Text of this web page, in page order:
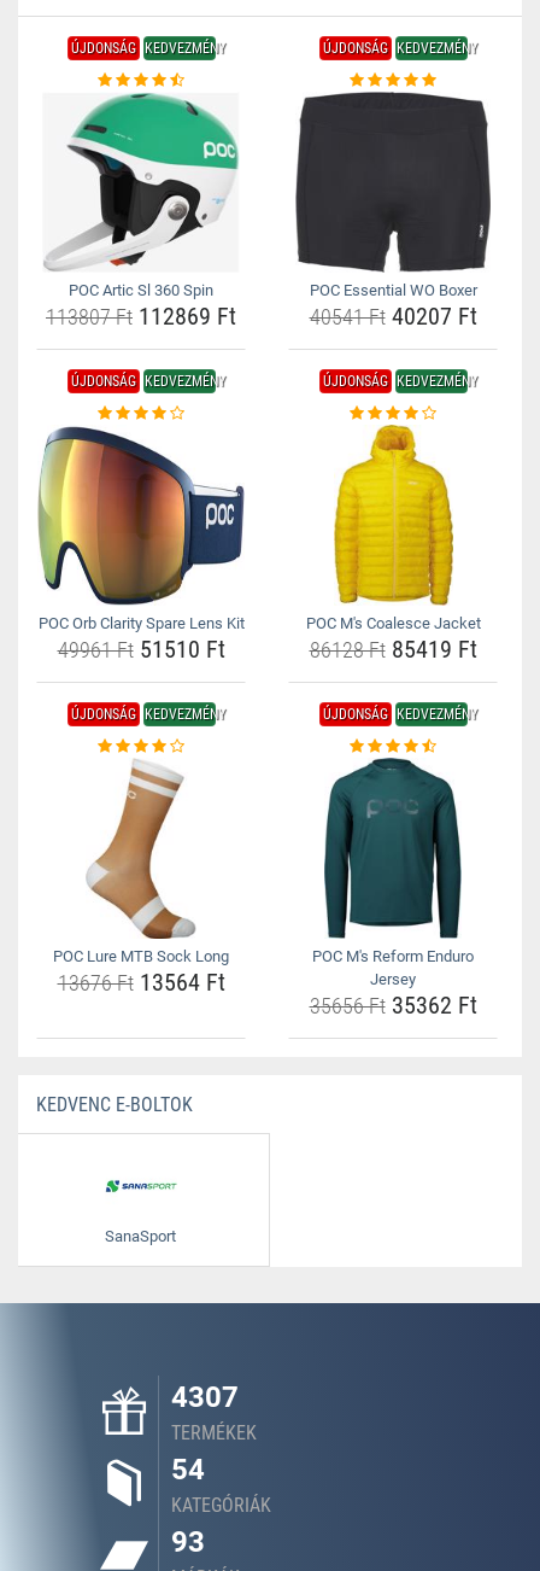
ÚJDONSÁG KEDVEZMÉNY
POC Artic Sl 360 Spin
113807 Ft 112869 Ft
ÚJDONSÁG KEDVEZMÉNY
POC Essential WO Boxer
40541 Ft40207 Ft
ÚJDONSÁG KEDVEZMÉNY
POC Orb Clarity Spare Lens Kit
49961 Ft51510 Ft
ÚJDONSÁG KEDVEZMÉNY
POC M's Coalesce Jacket
86128 Ft85419 Ft
ÚJDONSÁG KEDVEZMÉNY
POC Lure MTB Sock Long
13676 Ft13564 Ft
ÚJDONSÁG KEDVEZMÉNY
POC M's Reform Enduro
Jersey
35656 Ft35362 Ft
KEDVENC E-BOLTOK
SanaSport
4307
TERMÉKEK
54
KATEGÓRIÁK
93